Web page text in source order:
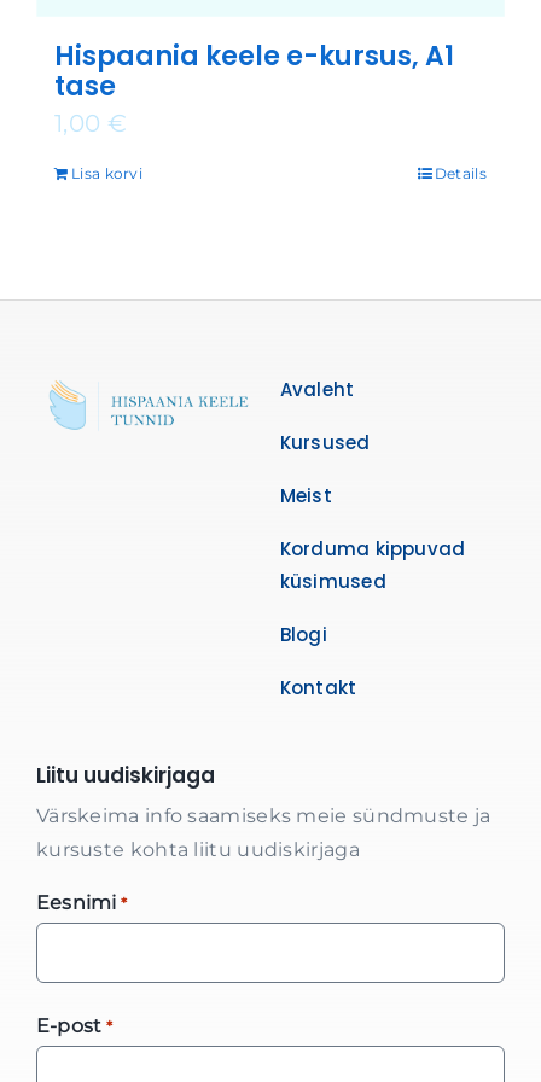
Hispaania keele e-kursus, A1
tase
1,00 €
Lisa korvi Details
Avaleht
Kursused
Meist
Korduma kippuvad
küsimused
Blogi
Kontakt
Liitu uudiskirjaga
Värskeima info saamiseks meie sündmuste ja
kursuste kohta liitu uudiskirjaga
Eesnimi *
E-post *